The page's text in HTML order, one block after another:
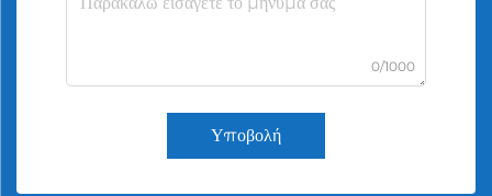
0/1000
Υποβολή